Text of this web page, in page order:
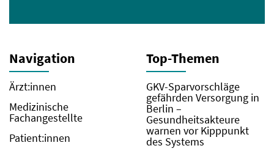
Navigation
Ärzt:innen
Medizinische
Fachangestellte
Patient:innen
Top-Themen
GKV-Sparvorschläge
gefährden Versorgung in
Berlin –
Gesundheitsakteure
warnen vor Kipppunkt
des Systems